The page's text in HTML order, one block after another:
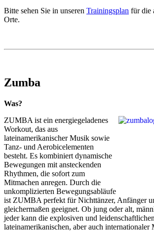
Bitte sehen Sie in unseren Trainingsplan für die
Orte.
Zumba
Was?
ZUMBA ist ein energiegeladenes
Workout, das aus
lateinamerikanischer Musik sowie
Tanz- und Aerobicelementen
besteht. Es kombiniert dynamische
Bewegungen mit ansteckenden
Rhythmen, die sofort zum
Mitmachen anregen. Durch die
unkomplizierten Bewegungsabläufe
ist ZUMBA perfekt für Nichttänzer, Anfänger
gleichermaßen geeignet. Ob jung oder alt,
jeder kann die explosiven und
lateinamerikanischen, aber auch